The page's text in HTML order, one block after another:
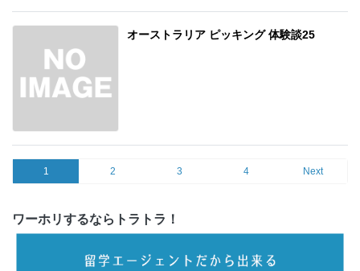
オーストラリア ピッキング 体験談25
1 2 3 4 Next
ワーホリするならトラトラ！